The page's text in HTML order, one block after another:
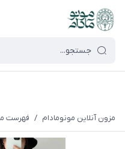
9oGygsJEdAZik
مزون آنلاین مونومادام / فهرست